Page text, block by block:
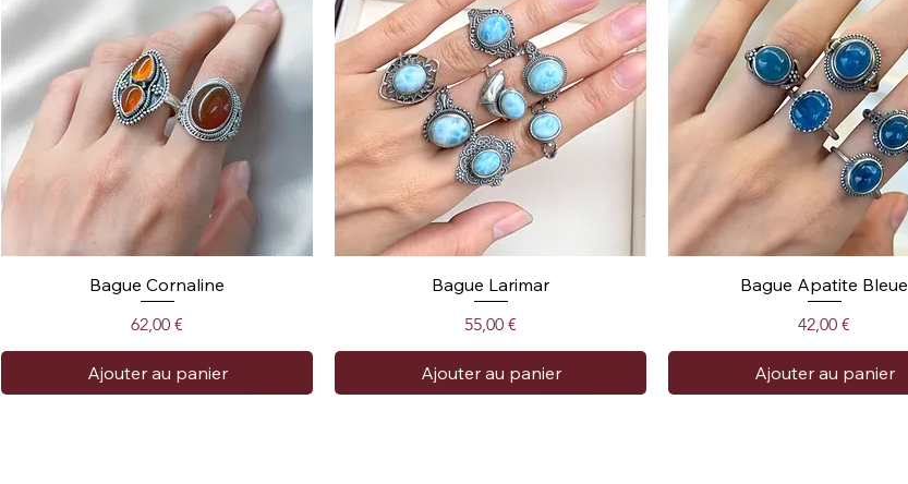
Bague Cornaline
Prix
62,00 €
Ajouter au panier
Bague Larimar
Prix
55,00 €
Ajouter au panier
Bague Apatite Bleue
Prix
42,00 €
Ajouter au panier